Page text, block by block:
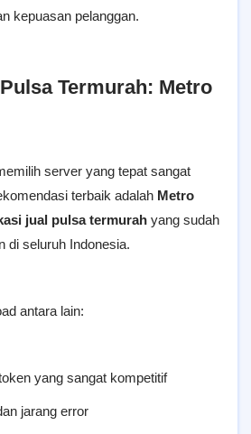
kepuasan pelanggan.
Termurah: Metro
server yang tepat sangat
terbaik adalah Metro
jual pulsa termurah yang sudah
di seluruh Indonesia.
antara lain:
yang sangat kompetitif
jarang error